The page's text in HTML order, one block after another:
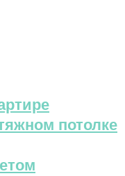
потолке